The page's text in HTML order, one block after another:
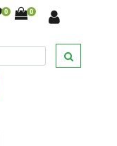
0 0